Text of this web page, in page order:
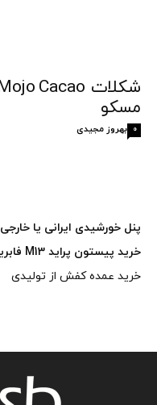
مسکو
بهروز مجیدی 0
پنل خورشیدی ایرانی یا خارجی
خرید پیستون پراید M13 فابریک یورو 4
خرید عمده کفش از تولیدی